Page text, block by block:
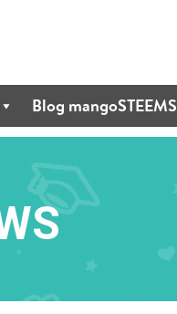
Blog mangoSTEEMS